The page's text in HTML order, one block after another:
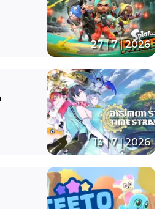
27 | 7 | 2026
13 | 7 | 2026